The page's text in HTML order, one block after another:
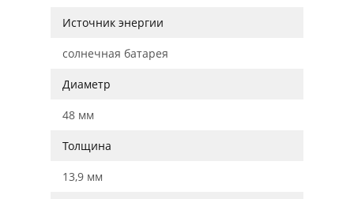
Источник энергии
солнечная батарея
Диаметр
48 мм
Толщина
13,9 мм